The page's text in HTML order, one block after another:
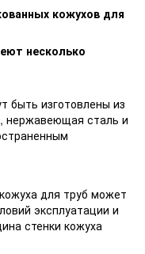
кожухов для
несколько
быть изготовлены из
нержавеющая сталь и
для труб может
эксплуатации и
стенки кожуха